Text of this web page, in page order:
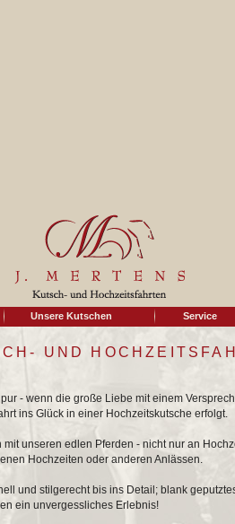
Unsere Kutschen Service
UND
- wenn die große Liebe mit einem
ins Glück in einer Hochzeitskutsche erfolgt.
mit unseren edlen Pferden - nicht nur an
Hochzeiten oder anderen Anlässen.
und stilgerecht bis ins Detail; blank
ein unvergessliches Erlebnis!